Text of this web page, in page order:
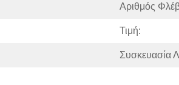
Αριθμός
Τιμή:
Συσκευασία